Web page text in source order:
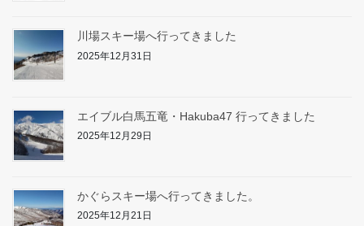
川場スキー場へ行ってきました
2025年12月31日
エイブル白馬五竜・Hakuba47 行ってきました
2025年12月29日
かぐらスキー場へ行ってきました。
2025年12月21日